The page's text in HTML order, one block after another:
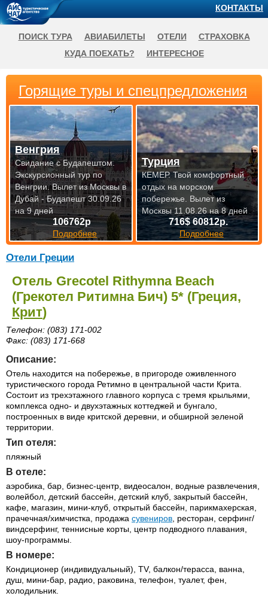
Отели Греции
Отель Grecotel Rithymna Beach
(Грекотел Ритимна Бич) 5* (Греция,
Крит)
Телефон: (083) 171-002
Факс: (083) 171-668
Описание:
Отель находится на побережье, в пригороде оживленного
туристического города Ретимно в центральной части Крита.
Состоит из трехэтажного главного корпуса с тремя крыльями,
комплекса одно- и двухэтажных коттеджей и бунгало,
построенных в виде критской деревни, и обширной зеленой
территории.
Тип отеля:
пляжный
В отеле:
аэробика, бар, бизнес-центр, видеосалон, водные развлечения,
волейбол, детский бассейн, детский клуб, закрытый бассейн,
кафе, магазин, мини-клуб, открытый бассейн, парикмахерская,
прачечная/химчистка, продажа сувениров , ресторан, серфинг/
виндсерфинг, теннисные корты, центр подводного плавания,
шоу-программы.
В номере:
Кондиционер (индивидуальный), TV, балкон/терасса, ванна,
душ, мини-бар, радио, раковина, телефон, туалет, фен,
холодильник.
Горящие туры и спецпредложения
106762р
Подробнее
Венгрия
Свидание с Будапештом.
Экскурсионный тур по
Венгрии.Вылет из Москвы в
Дубай - Будапешт 30.09.26
на 9 дней
716$ 60812р.
Подробнее
Турция
КЕМЕР. Твой комфортный
отдых на морском
побережье. Вылет из
Москвы 11.08.26 на 8 дней
КОНТАКТЫ
ПОИСК ТУРА АВИАБИЛЕТЫ ОТЕЛИ
СТРАХОВКА
КУДА ПОЕХАТЬ?
ИНТЕРЕСНОЕ